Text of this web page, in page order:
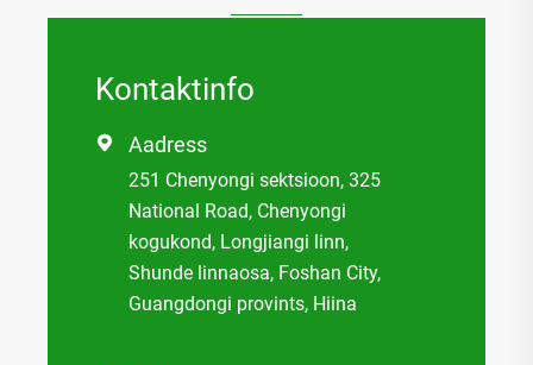
Kontaktinfo
 Aadress
251 Chenyongi sektsioon, 325
National Road, Chenyongi
kogukond, Longjiangi linn,
Shunde linnaosa, Foshan City,
Guangdongi provints, Hiina